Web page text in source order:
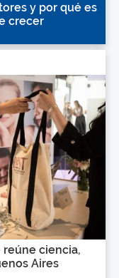
y por qué es
crecer
ciencia,
Aires